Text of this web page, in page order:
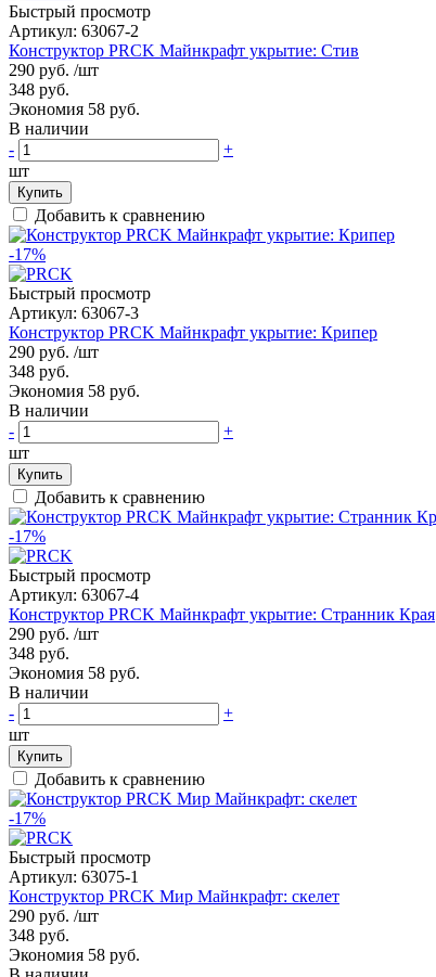
Быстрый просмотр
Артикул: 63067-2
Конструктор PRCK Майнкрафт укрытие: Стив
290 руб. /шт
348 руб.
Экономия 58 руб.
В наличии
-
+
шт
Купить
Добавить к сравнению
-17%
Быстрый просмотр
Артикул: 63067-3
Конструктор PRCK Майнкрафт укрытие: Крипер
290 руб. /шт
348 руб.
Экономия 58 руб.
В наличии
-
+
шт
Купить
Добавить к сравнению
-17%
Быстрый просмотр
Артикул: 63067-4
Конструктор PRCK Майнкрафт укрытие: Странник Края
290 руб. /шт
348 руб.
Экономия 58 руб.
В наличии
-
+
шт
Купить
Добавить к сравнению
-17%
Быстрый просмотр
Артикул: 63075-1
Конструктор PRCK Мир Майнкрафт: скелет
290 руб. /шт
348 руб.
Экономия 58 руб.